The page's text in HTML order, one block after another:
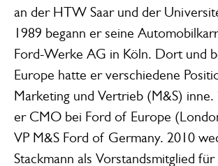
an der HTW Saar und der
1989 begann er seine
Ford-Werke AG in Köln. Dort und
Europe hatte er verschiedene
Marketing und Vertrieb (M&S)
er CMO bei Ford of Europe
VP M&S Ford of Germany. 2010
Stackmann als Vorstandsmitglied für